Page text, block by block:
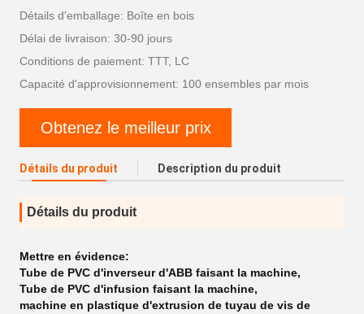
Détails d'emballage: Boîte en bois
Délai de livraison: 30-90 jours
Conditions de paiement: TTT, LC
Capacité d'approvisionnement: 100 ensembles par mois
Obtenez le meilleur prix
Détails du produit Description du produit
Détails du produit
Mettre en évidence:
Tube de PVC d'inverseur d'ABB faisant la machine,
Tube de PVC d'infusion faisant la machine,
machine en plastique d'extrusion de tuyau de vis de